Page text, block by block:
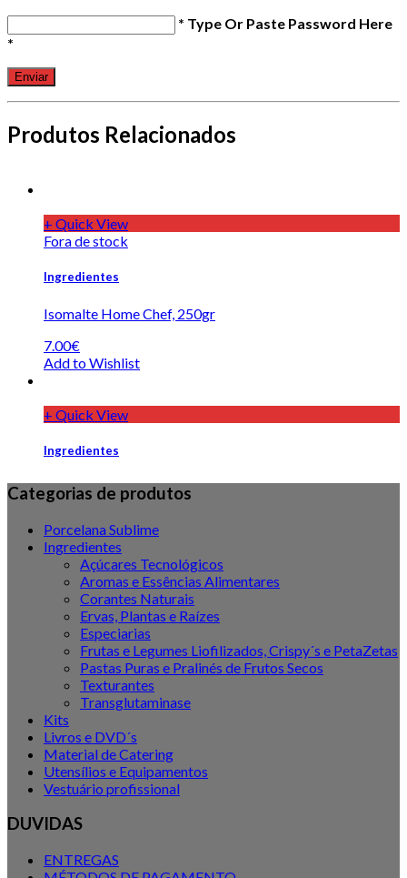
* Type Or Paste Password Here
*
Produtos Relacionados
+ Quick View
Fora de stock
Ingredientes
Isomalte Home Chef, 250gr
7.00€
Add to Wishlist
+ Quick View
Ingredientes
Sabor de Fumo em pó Sosa, 500gr
Add to Wishlist
+ Quick View
Ingredientes
Sucro Emul Sosa, 500gr
44.00€
Add to Wishlist
+ Quick View
Ingredientes
Maltosec (Maltodextrina) Sosa, 500gr
27.50€
Categorias de produtos
Porcelana Sublime
Ingredientes
Açúcares Tecnológicos
Aromas e Essências Alimentares
Corantes Naturais
Ervas, Plantas e Raízes
Especiarias
Frutas e Legumes Liofilizados, Crispy´s e PetaZetas
Pastas Puras e Pralinés de Frutos Secos
Texturantes
Transglutaminase
Kits
Livros e DVD´s
Material de Catering
Utensílios e Equipamentos
Vestuário profissional
DUVIDAS
ENTREGAS